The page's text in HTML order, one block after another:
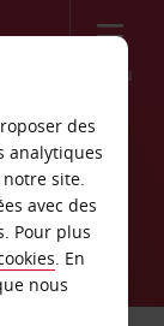
Menu
des
analytiques
site.
avec des
Pour plus
. En
nous